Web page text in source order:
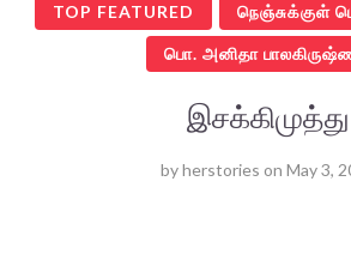
TOP FEATURED நெஞ்சுக்குள்
பொ. அனிதா
இசக்கிமுத்து
byherstories on May 3,